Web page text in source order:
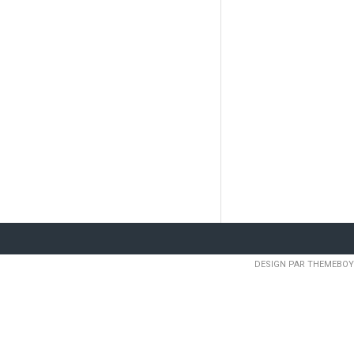
DESIGN PAR THEMEBOY